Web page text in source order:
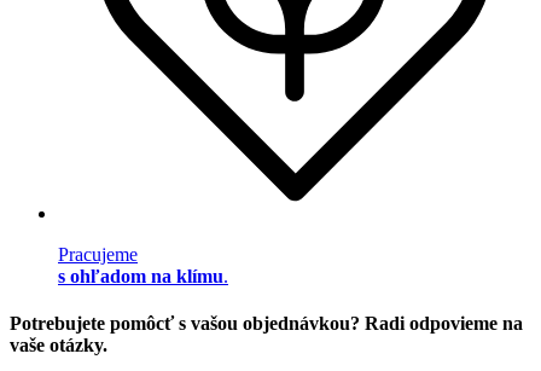
Pracujeme
s ohľadom na klímu.
Potrebujete pomôcť s vašou objednávkou? Radi odpovieme na
vaše otázky.